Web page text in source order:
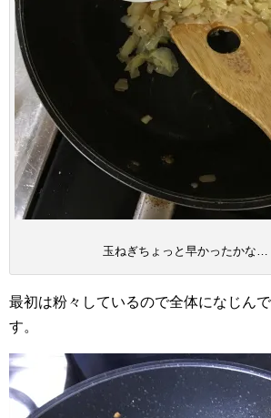
玉ねぎちょっと早かったかな…
最初は粉々しているので全体になじん
す。